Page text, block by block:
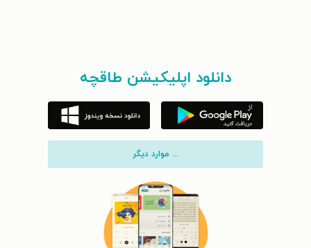
دانلود اپلیکیشن طاقچه
... موارد دیگر